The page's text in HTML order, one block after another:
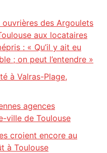
ouvrières des Argoulets
aux locataires
: « Qu’il y ait eu
; on peut l’entendre »
à Valras-Plage,
agences
ville de Toulouse
croient encore au
à Toulouse